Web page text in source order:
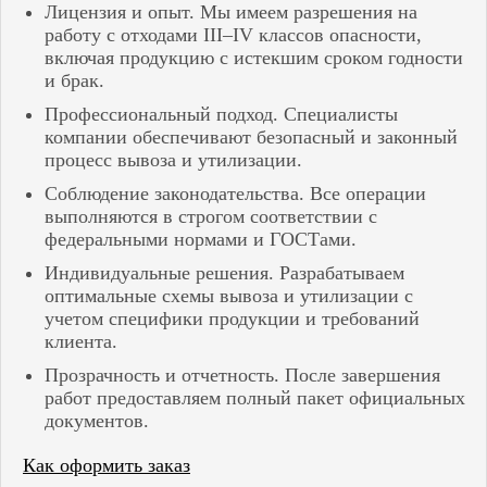
Лицензия и опыт. Мы имеем разрешения на
работу с отходами III–IV классов опасности,
включая продукцию с истекшим сроком годности
и брак.
Профессиональный подход. Специалисты
компании обеспечивают безопасный и законный
процесс вывоза и утилизации.
Соблюдение законодательства. Все операции
выполняются в строгом соответствии с
федеральными нормами и ГОСТами.
Индивидуальные решения. Разрабатываем
оптимальные схемы вывоза и утилизации с
учетом специфики продукции и требований
клиента.
Прозрачность и отчетность. После завершения
работ предоставляем полный пакет официальных
документов.
Как оформить заказ